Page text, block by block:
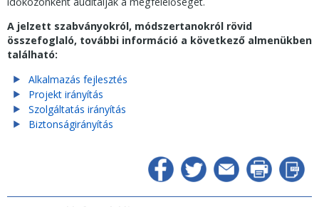
A jelzett szabványokról, módszertanokról rövid
összefoglaló, további információ a következő almenükben
található:
Alkalmazás fejlesztés
Projekt irányítás
Szolgáltatás irányítás
Biztonságirányítás